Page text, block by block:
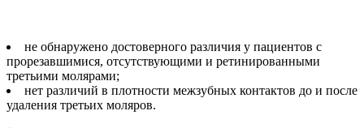
не обнаружено достоверного различия у пациентов с
прорезавшимися, отсутствующими и ретинированными
третьими молярами;
нет различий в плотности межзубных контактов до и после
удаления третьих моляров.